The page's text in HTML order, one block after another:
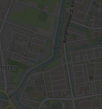
Voortuin, Zonneterras
49 m
Zonneterras
559 m
261 m